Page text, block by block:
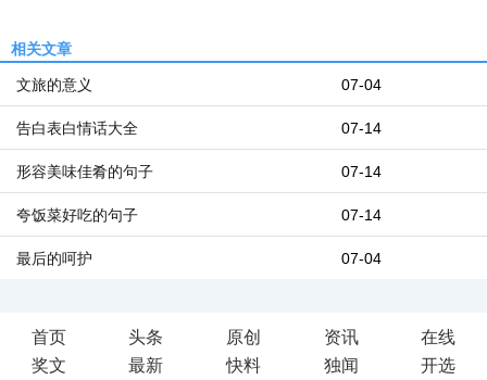
相关文章
07-04
文旅的意义
07-14
告白表白情话大全
07-14
形容美味佳肴的句子
07-14
夸饭菜好吃的句子
07-04
最后的呵护
首页 头条 原创 资讯
在线
奖文
最新 快料 独闻 开选